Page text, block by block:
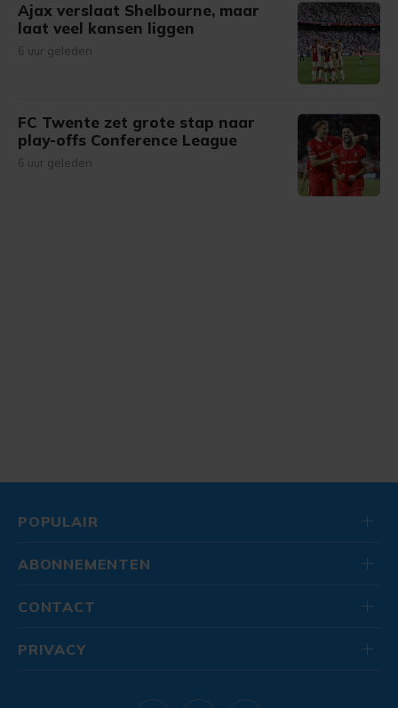
Ajax verslaat Shelbourne, maar
laat veel kansen liggen
6 uur geleden
FC Twente zet grote stap naar
play-offs Conference League
6 uur geleden
POPULAIR
ABONNEMENTEN
CONTACT
PRIVACY